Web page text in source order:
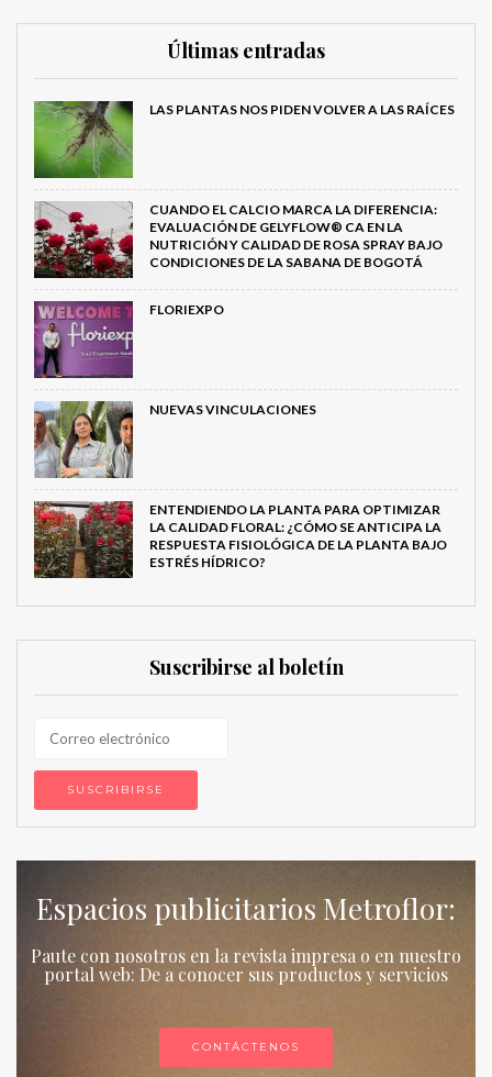
Últimas entradas
LAS PLANTAS NOS PIDEN VOLVER A LAS RAÍCES
CUANDO EL CALCIO MARCA LA DIFERENCIA:
EVALUACIÓN DE GELYFLOW® CA EN LA
NUTRICIÓN Y CALIDAD DE ROSA SPRAY BAJO
CONDICIONES DE LA SABANA DE BOGOTÁ
FLORIEXPO
NUEVAS VINCULACIONES
ENTENDIENDO LA PLANTA PARA OPTIMIZAR
LA CALIDAD FLORAL: ¿CÓMO SE ANTICIPA LA
RESPUESTA FISIOLÓGICA DE LA PLANTA BAJO
ESTRÉS HÍDRICO?
Suscribirse al boletín
Espacios publicitarios Metroflor:
Paute con nosotros en la revista impresa o en nuestro
portal web: De a conocer sus productos y servicios
CONTÁCTENOS